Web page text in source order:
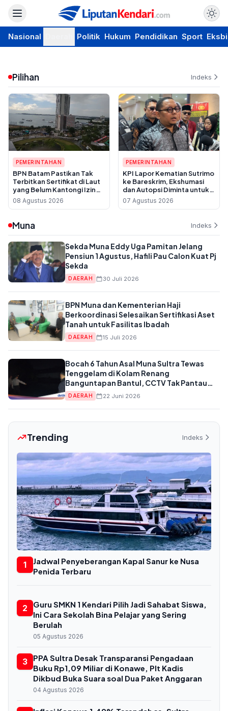
Nasional Politik Hukum Pendidikan Sport
Pilihan Indeks
PEMERINTAHAN
BPN Batam Pastikan Tak
Terbitkan Sertifikat di Laut
yang Belum Kantongi Izin
Reklamasi
08 Agustus 2026
PEMERINTAHAN
KPI Lapor Kematian Sutrimo
ke Bareskrim, Ekshumasi
dan Autopsi Diminta untuk
Usut Dugaan Pembunuhan
07 Agustus 2026
Muna Indeks
Sekda Muna Eddy Uga Pamitan Jelang
Pensiun 1 Agustus, Hafili Pau Calon Kuat Pj
Sekda
DAERAH 30 Juli 2026
BPN Muna dan Kementerian Haji
Berkoordinasi Selesaikan Sertifikasi Aset
Tanah untuk Fasilitas Ibadah
DAERAH 15 Juli 2026
Bocah 6 Tahun Asal Muna Sultra Tewas
Tenggelam di Kolam Renang
Banguntapan Bantul, CCTV Tak Pantau
Lokasi
DAERAH 22 Juni 2026
Trending Indeks
1
Jadwal Penyeberangan Kapal Sanur ke Nusa
Penida Terbaru
2
Guru SMKN 1 Kendari Pilih Jadi Sahabat Siswa,
Ini Cara Sekolah Bina Pelajar yang Sering
Berulah
05 Agustus 2026
3
PPA Sultra Desak Transparansi Pengadaan
Buku Rp1,09 Miliar di Konawe, Plt Kadis
Dikbud Buka Suara soal Dua Paket Anggaran
04 Agustus 2026